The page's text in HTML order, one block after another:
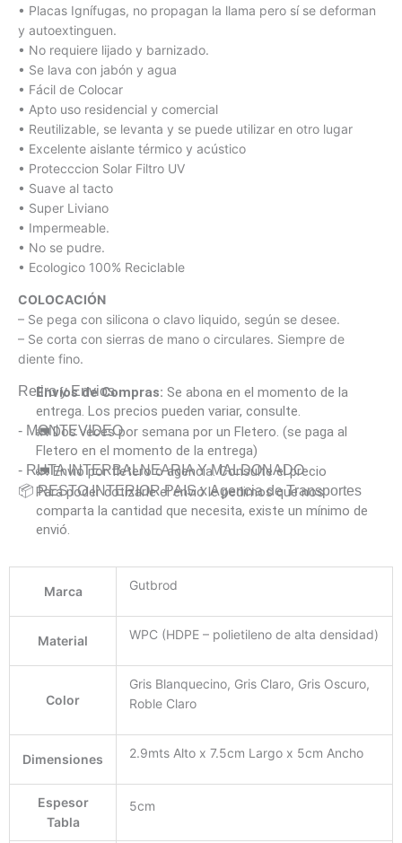
• Placas Ignífugas, no propagan la llama pero sí se deforman
y autoextinguen.
• No requiere lijado y barnizado.
• Se lava con jabón y agua
• Fácil de Colocar
• Apto uso residencial y comercial
• Reutilizable, se levanta y se puede utilizar en otro lugar
• Excelente aislante térmico y acústico
• Protecccion Solar Filtro UV
• Suave al tacto
• Super Liviano
• Impermeable.
• No se pudre.
• Ecologico 100% Reciclable
COLOCACIÓN
– Se pega con silicona o clavo liquido, según se desee.
– Se corta con sierras de mano o circulares. Siempre de
diente fino.
Retiro y Envios
Envíos de Compras: Se abona en el momento de la
entrega. Los precios pueden variar, consulte.
- MONTEVIDEO
🚛 Dos veces por semana por un Fletero. (se paga al
Fletero en el momento de la entrega)
- RUTA INTERBALNEARIA Y MALDONADO
🚛 Envió por fletero o agencia. Consulte el precio
📦 RESTO INTERIOR PAIS x Agencia de Transportes
Para poder cotizarle el envió le pedimos que nos
comparta la cantidad que necesita, existe un mínimo de
envió.
Marca Gutbrod
Material WPC (HDPE – polietileno de alta densidad)
Color
Gris Blanquecino, Gris Claro, Gris Oscuro,
Roble Claro
Dimensiones 2.9mts Alto x 7.5cm Largo x 5cm Ancho
Espesor
Tabla
5cm